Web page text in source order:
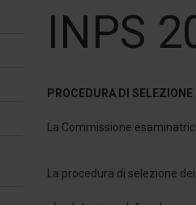
INPS
PROCEDURA DI SELEZIONE
La Commissione
La procedura di selezione